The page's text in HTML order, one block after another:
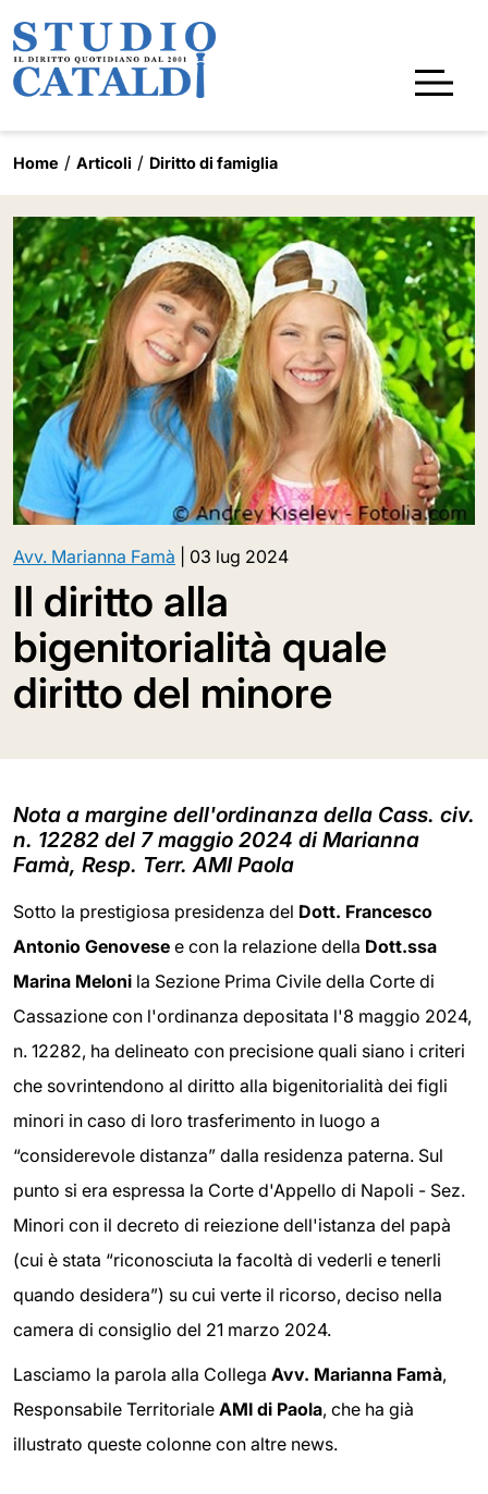
Home Articoli Diritto di famiglia
Avv. Marianna Famà 03 lug 2024
Il diritto alla
bigenitorialità quale
diritto del minore
Nota a margine dell'ordinanza della Cass. civ.
n. 12282 del 7 maggio 2024 di Marianna
Famà, Resp. Terr. AMI Paola
Sotto la prestigiosa presidenza del Dott. Francesco
Antonio Genovese e con la relazione della Dott.ssa
Marina Meloni la Sezione Prima Civile della Corte di
Cassazione con l'ordinanza depositata l'8 maggio 2024,
n. 12282, ha delineato con precisione quali siano i criteri
che sovrintendono al diritto alla bigenitorialità dei figli
minori in caso di loro trasferimento in luogo a
“considerevole distanza” dalla residenza paterna. Sul
punto si era espressa la Corte d'Appello di Napoli - Sez.
Minori con il decreto di reiezione dell'istanza del papà
(cui è stata “riconosciuta la facoltà di vederli e tenerli
quando desidera”) su cui verte il ricorso, deciso nella
camera di consiglio del 21 marzo 2024.
Lasciamo la parola alla Collega Avv. Marianna Famà,
Responsabile Territoriale AMI di Paola, che ha già
illustrato queste colonne con altre news.